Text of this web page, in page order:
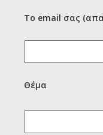
Το email σας
Θέμα